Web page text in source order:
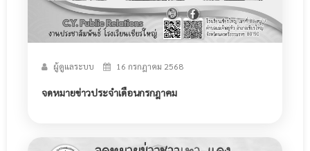
ผู้ดูแลระบบ 16 กรกฎาคม 2568
จดหมายข่าวประจำเดือนกรกฎาคม